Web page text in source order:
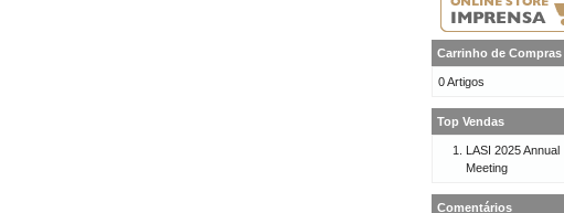
Carrinho de Compras
0 Artigos
Top Vendas
LASI 2025 Annual
Meeting
Comentários